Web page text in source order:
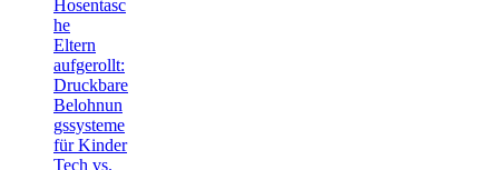
Hosentasc
he
Eltern
aufgerollt:
Druckbare
Belohnun
gssysteme
für Kinder
Tech vs.